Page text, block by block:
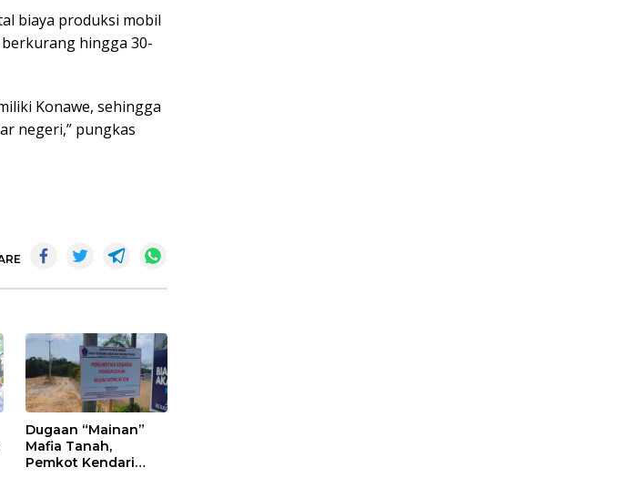
biaya produksi mobil
hingga 30-
Konawe, sehingga
negeri,” pungkas
Dugaan “Mainan”
Mafia Tanah,
Pemkot Kendari